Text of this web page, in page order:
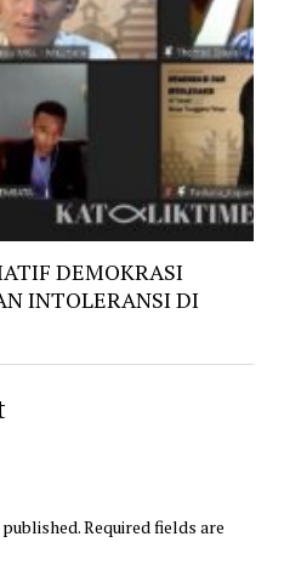
DEMOKRASI
INTOLERANSI DI
Required fields are